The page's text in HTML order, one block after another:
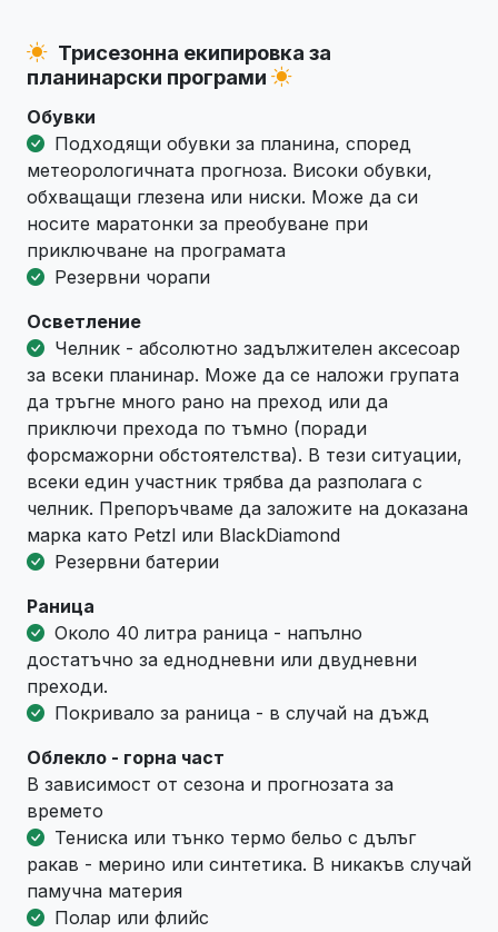
Трисезонна екипировка за
планинарски програми
Обувки
Подходящи обувки за планина, според
метеорологичната прогноза. Високи обувки,
обхващащи глезена или ниски. Може да си
носите маратонки за преобуване при
приключване на програмата
Резервни чорапи
Осветление
Челник - абсолютно задължителен аксесоар
за всеки планинар. Може да се наложи групата
да тръгне много рано на преход или да
приключи прехода по тъмно (поради
форсмажорни обстоятелства). В тези ситуации,
всеки един участник трябва да разполага с
челник. Препоръчваме да заложите на доказана
марка като Petzl или BlackDiamond
Резервни батерии
Раница
Около 40 литра раница - напълно
достатъчно за еднодневни или двудневни
преходи.
Покривало за раница - в случай на дъжд
Облекло - горна част
В зависимост от сезона и прогнозата за
времето
Тениска или тънко термо бельо с дълъг
ракав - мерино или синтетика. В никакъв случай
памучна материя
Полар или флийс